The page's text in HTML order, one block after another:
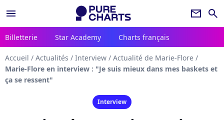
menu newsletter search
Billetterie Star Academy Charts français
Accueil / Actualités / Interview / Actualité de Marie-Flore /
Marie-Flore en interview : "Je suis mieux dans mes baskets et
ça se ressent"
Interview